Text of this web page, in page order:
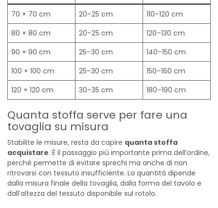
70 × 70 cm 20–25 cm
110–120 cm
80 × 80 cm
20–25 cm
120–130 cm
90 × 90 cm
25–30 cm
140–150 cm
100 × 100 cm
25–30 cm
150–160 cm
120 × 120 cm
30–35 cm 180–190 cm
Quanta stoffa serve per fare una
tovaglia su misura
Stabilite le misure, resta da capire quanta stoffa
acquistare. È il passaggio più importante prima dell’ordine,
perché permette di evitare sprechi ma anche di non
ritrovarsi con tessuto insufficiente. La quantità dipende
dalla misura finale della tovaglia, dalla forma del tavolo e
dall’altezza del tessuto disponibile sul rotolo.